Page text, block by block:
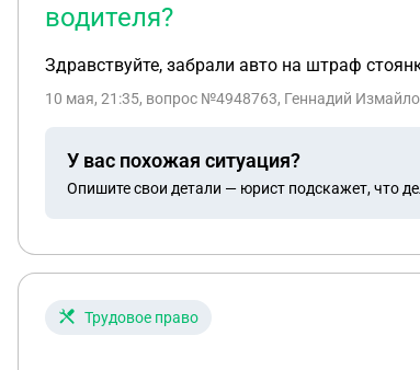
водителя?
Здравствуйте, забрали авто на штраф
10 мая, 21:35, вопрос №4948763, Геннадий
У вас похожая ситуация?
Опишите свои детали — юрист подскажет, что
Трудовое право